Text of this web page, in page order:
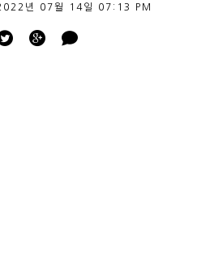
년 07월 14일 07:13 PM